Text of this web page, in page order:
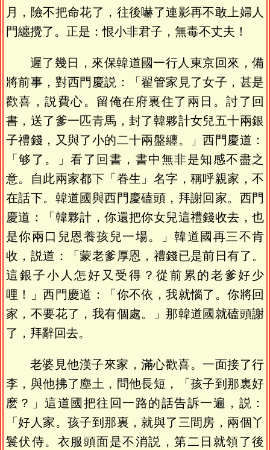
月，險不把命花了，往後嚇了連影再不敢上婦人
門纏攪了。正是：恨小非君子，無毒不丈夫！
遲了幾日，來保韓道國一行人東京回來，備
將前事，對西門慶説：「翟管家見了女子，甚是
歡喜，説費心。留俺在府裏住了兩日。討了回
書，送了爹一匹青馬，封了韓夥計女兒五十兩銀
子禮錢，又與了小的二十兩盤纏。」西門慶道：
「够了。」看了回書，書中無非是知感不盡之
意。自此兩家都下「眷生」名字，稱呼親家，不
在話下。韓道國與西門慶磕頭，拜謝回家。西門
慶道：「韓夥計，你還把你女兒這禮錢收去，也
是你兩口兒恩養孩兒一場。」韓道國再三不肯
收，説道：「蒙老爹厚恩，禮錢已是前日有了。
這銀子小人怎好又受得？從前累的老爹好少
哩！」西門慶道：「你不依，我就惱了。你將回
家，不要花了，我有個處。」那韓道國就磕頭謝
了，拜辭回去。
老婆見他漢子來家，滿心歡喜。一面接了行
李，與他拂了塵土，問他長短，「孩子到那裏好
麽？」這道國把往回一路的話告訴一遍，説：
「好人家。孩子到那裏，就與了三間房，兩個丫
鬟伏侍。衣服頭面是不消説，第二日就領了後